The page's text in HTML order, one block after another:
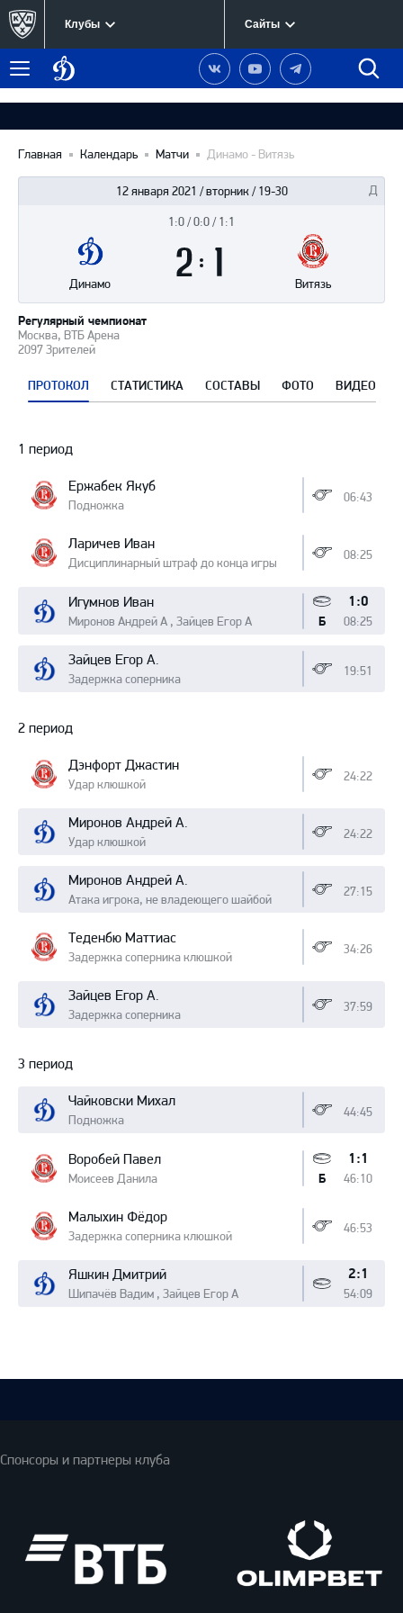
Клубы Сайты
Меню
Динамо
Москва
Наша
группа
Вконтакте
Наш
канал
YouTube
Наш
канал
Telegram
Главная Календарь Матчи Динамо - Витязь
12 января 2021 / вторник / 19-30
Москва, ВТБ Арена
2097 Зрителей
Регулярный чемпионат
матча
1:0 / 0:0 / 1:1
Динамо Витязь
ПРОТОКОЛ СТАТИСТИКА СОСТАВЫ ФОТО ВИДЕО
Протокол
1 период
Ержабек Якуб
Подножка
06:43
Ларичев Иван
Дисциплинарный штраф до конца игры
08:25
Игумнов Иван
Миронов Андрей А , Зайцев Егор А
1:0
08:25
Б
Зайцев Егор А.
Задержка соперника
19:51
2 период
Дэнфорт Джастин
Удар клюшкой
24:22
Миронов Андрей А.
Удар клюшкой
24:22
Миронов Андрей А.
Атака игрока, не владеющего шайбой
27:15
Теденбю Маттиас
Задержка соперника клюшкой
34:26
Зайцев Егор А.
Задержка соперника
37:59
3 период
Чайковски Михал
Подножка
44:45
Воробей Павел
Моисеев Данила
1:1
46:10
Б
Малыхин Фёдор
Задержка соперника клюшкой
46:53
Яшкин Дмитрий
Шипачёв Вадим , Зайцев Егор А
2:1
54:09
Спонсоры и партнеры клуба